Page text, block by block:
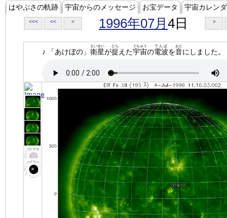
はやぶさの軌跡 宇宙からのメッセージ お宝データ 宇宙カレン
<<< << < 1996年07月 4日 >
♪ 「あけぼの」 衛星
えいせい
が捉
とら
えた宇宙
うちゅう
の電波
でんぱ
を音
おと
にしました。